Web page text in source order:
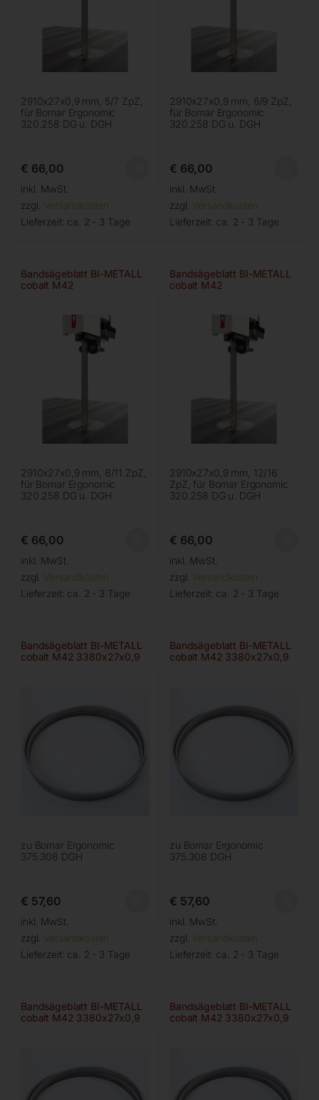
2910x27x0,9 mm, 5/7 ZpZ,
für Bomar Ergonomic
320.258 DG u. DGH
€ 66,00
inkl. MwSt.
zzgl. Versandkosten
Lieferzeit: ca. 2 - 3 Tage
2910x27x0,9 mm, 6/9 ZpZ,
für Bomar Ergonomic
320.258 DG u. DGH
€ 66,00
inkl. MwSt.
zzgl. Versandkosten
Lieferzeit: ca. 2 - 3 Tage
Bandsägeblatt BI-METALL
cobalt M42
2910x27x0,9 mm, 8/11 ZpZ,
für Bomar Ergonomic
320.258 DG u. DGH
€ 66,00
inkl. MwSt.
zzgl. Versandkosten
Lieferzeit: ca. 2 - 3 Tage
Bandsägeblatt BI-METALL
cobalt M42
2910x27x0,9 mm, 12/16
ZpZ, für Bomar Ergonomic
320.258 DG u. DGH
€ 66,00
inkl. MwSt.
zzgl. Versandkosten
Lieferzeit: ca. 2 - 3 Tage
Bandsägeblatt BI-METALL
cobalt M42 3380x27x0,9
zu Bomar Ergonomic
375.308 DGH
€ 57,60
inkl. MwSt.
zzgl. Versandkosten
Lieferzeit: ca. 2 - 3 Tage
Bandsägeblatt BI-METALL
cobalt M42 3380x27x0,9
zu Bomar Ergonomic
375.308 DGH
€ 57,60
inkl. MwSt.
zzgl. Versandkosten
Lieferzeit: ca. 2 - 3 Tage
Bandsägeblatt BI-METALL
cobalt M42 3380x27x0,9
Bandsägeblatt BI-METALL
cobalt M42 3380x27x0,9